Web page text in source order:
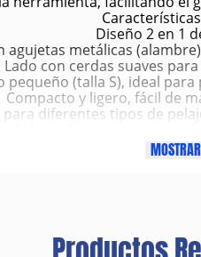
Diseño 2 en 1
agujetas metálicas
Lado con cerdas suaves
pequeño (talla S), ideal
Compacto y ligero, fácil de
para diferentes tipos de
ergonómico para mayor
la circulación